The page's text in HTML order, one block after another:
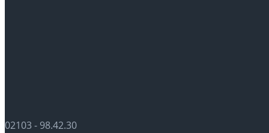
02103 - 98.42.30